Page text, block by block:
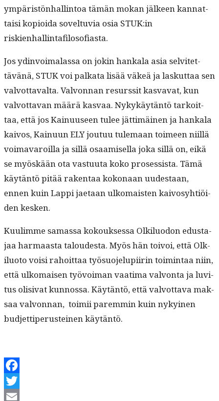
ympäristön­hallintoa tämän mokan jäl­keen kan­nat­
taisi kopi­oi­da sovel­tuvia osia STUK:in
riskienhallintafilosofiasta.
Jos ydin­voimalas­sa on jokin han­kala asia selvitet­
tävänä, STUK voi palkata lisää väkeä ja laskut­taa sen
valvot­taval­ta. Valvon­nan resurssit kas­va­vat, kun
valvot­ta­van määrä kas­vaa. Nykykäytän­tö tarkoit­
taa, että jos Kain­u­useen tulee jät­timäi­nen ja han­kala
kaivos, Kain­u­un ELY joutuu tule­maan toimeen niil­lä
voimavaroil­la ja sil­lä osaamisel­la joka sil­lä on, eikä
se myöskään ota vas­tu­u­ta koko pros­es­sista. Tämä
käytän­tö pitää rak­en­taa kokon­aan uud­estaan,
ennen kuin Lap­pi jae­taan ulko­mais­ten kaivosy­htiöi­
den kesken.
Kuulimme samas­sa kok­ouk­ses­sa Olk­ilu­odon edus­ta­
jaa har­maas­ta taloud­es­ta. Myös hän toivoi, että Olk­
ilu­o­to voisi rahoit­taa työ­suo­jelupi­irin toim­intaa niin,
että ulko­maisen työvoiman vaa­ti­ma valvon­ta ja luvi­
tus oli­si­vat kun­nos­sa. Käytän­tö, että valvot­ta­va mak­
saa valvon­nan, toimii parem­min kuin nykyi­nen
bud­jet­tipe­rusteinen käytäntö.
Facebook
Twitter